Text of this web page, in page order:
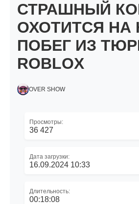
СТРАШНЫЙ
ОХОТИТСЯ НА
ПОБЕГ ИЗ
ROBLOX
OVER SHOW
Просмотры:
36 427
Дата загрузки:
16.09.2024 10:33
Длительность:
00:18:08